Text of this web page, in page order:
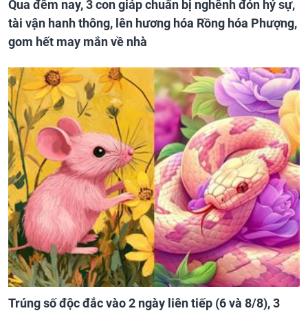
Qua đêm nay, 3 con giáp chuẩn bị nghênh đón hỷ sự,
tài vận hanh thông, lên hương hóa Rồng hóa Phượng,
gom hết may mắn về nhà
Trúng số độc đắc vào 2 ngày liên tiếp (6 và 8/8), 3